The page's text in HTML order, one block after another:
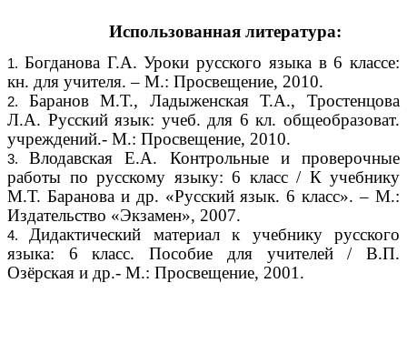
Использованная литература:
Богданова Г.А. Уроки русского языка в 6 классе:
кн. для учителя. – М.: Просвещение, 2010.
Баранов М.Т., Ладыженская Т.А., Тростенцова
Л.А. Русский язык: учеб. для 6 кл. общеобразоват.
учреждений.- М.: Просвещение, 2010.
Влодавская Е.А. Контрольные и проверочные
работы по русскому языку: 6 класс / К учебнику
М.Т. Баранова и др. «Русский язык. 6 класс». – М.:
Издательство «Экзамен», 2007.
Дидактический материал к учебнику русского
языка: 6 класс. Пособие для учителей / В.П.
Озёрская и др.- М.: Просвещение, 2001.